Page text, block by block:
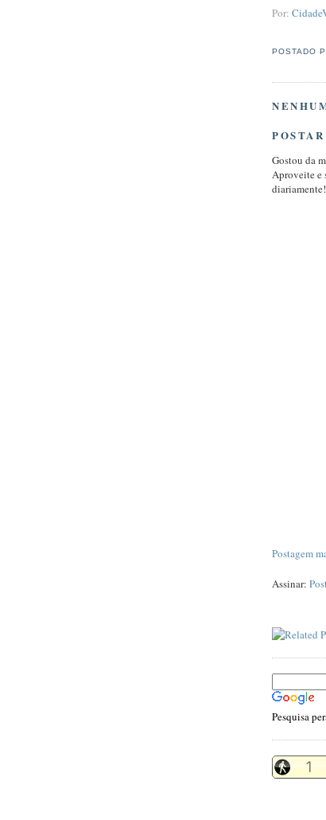
Por:
POSTADO
Gostou da
Aproveite e
diariamente!
Postagem
Assinar:
Pesquisa